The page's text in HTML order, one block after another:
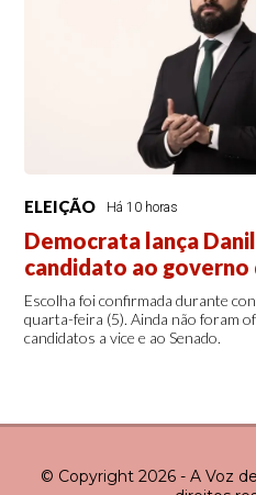
ELEIÇÃO Há 10 horas
Democrata lança
candidato ao governo
Escolha foi confirmada durante
quarta-feira (5). Ainda não foram
candidatos a vice e ao Senado.
© Copyright 2026 - A Voz